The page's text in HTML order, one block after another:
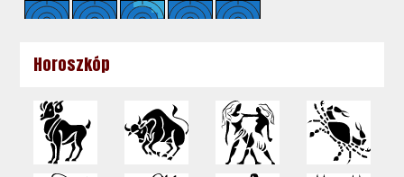
Horoszkóp